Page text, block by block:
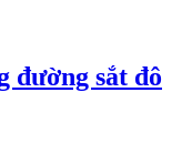
đường sắt đô